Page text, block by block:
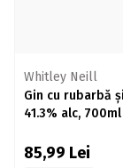
Whitley Neill
Gin cu rubarbă
41.3% alc, 700ml
85,99 Lei